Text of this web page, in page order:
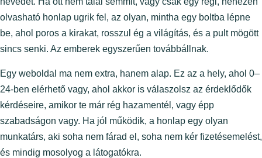
olvasható honlap ugrik fel, az olyan, mintha egy boltba lépne
be, ahol poros a kirakat, rosszul ég a világítás, és a pult mögött
sincs senki. Az emberek egyszerűen továbbállnak.
Egy weboldal ma nem extra, hanem alap. Ez az a hely, ahol 0–
24-ben elérhető vagy, ahol akkor is válaszolsz az érdeklődők
kérdéseire, amikor te már rég hazamentél, vagy épp
szabadságon vagy. Ha jól működik, a honlap egy olyan
munkatárs, aki soha nem fárad el, soha nem kér fizetésemelést,
és mindig mosolyog a látogatókra.